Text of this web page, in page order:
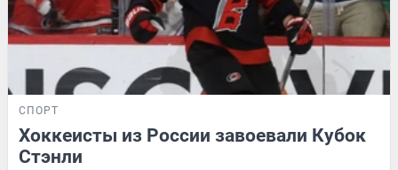
СПОРТ
Хоккеисты из России завоевали Кубок
Стэнли